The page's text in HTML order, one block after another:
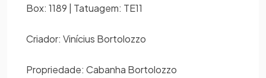
Box: 1189 | Tatuagem: TE11
Criador: Vinícius Bortolozzo
Propriedade: Cabanha Bortolozzo